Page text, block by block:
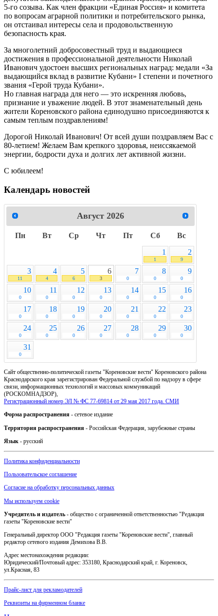
5-го созыва. Как член фракции «Единая Россия» и комитета
по вопросам аграрной политики и потребительского рынка,
он отстаивал интересы села и продовольственную
безопасность края.
За многолетний добросовестный труд и выдающиеся
достижения в профессиональной деятельности Николай
Иванович удостоен высших региональных наград: медали «За
выдающийся вклад в развитие Кубани» I степени и почетного
звания «Герой труда Кубани».
Но главная награда для него — это искренняя любовь,
признание и уважение людей. В этот знаменательный день
жители Кореновского района единодушно присоединяются к
самым теплым поздравлениям!
Дорогой Николай Иванович! От всей души поздравляем Вас с
80-летием! Желаем Вам крепкого здоровья, неиссякаемой
энергии, бодрости духа и долгих лет активной жизни.
С юбилеем!
Календарь новостей
Август 2026
Пн Вт Ср Чт Пт Сб Вс
1
1
2
9
3
11
4
4
5
6
6
3
7
0
8
0
9
0
10
0
11
0
12
0
13
0
14
0
15
0
16
0
17
0
18
0
19
0
20
0
21
0
22
0
23
0
24
0
25
0
26
0
27
0
28
0
29
0
30
0
31
0
Сайт общественно-политической газеты "Кореновские вести" Кореновского района
Краснодарского края зарегистрирован Федеральной службой по надзору в сфере
связи, информационных технологий и массовых коммуникаций
(РОСКОМНАДЗОР),
Регистрационный номер ЭЛ № ФС 77-69814 от 29 мая 2017 года. СМИ
Форма распространения - сетевое издание
Территория распространения - Российская Федерация, зарубежные страны
Язык - русский
Политика конфиденциальности
Пользовательское соглашение
Согласие на обработку персональных данных
Мы используем cookie
Учредитель и издатель - общество с ограниченной ответственностью "Редакция
газеты "Кореновские вести"
Генеральный директор ООО "Редакция газеты "Кореновские вести", главный
редактор сетевого издания Демихова В.В.
Адрес местонахождения редакции:
Юридический/Почтовый адрес: 353180, Краснодарский край, г. Кореновск,
ул.Красная, 83
Прайс-лист для рекламодателей
Реквизиты на фирменном бланке